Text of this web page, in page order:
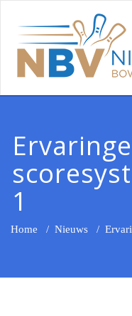
1
Home / Nieuws /